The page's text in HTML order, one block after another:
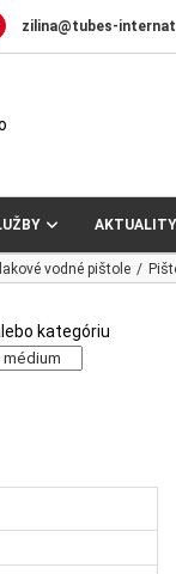
zilina@tubes-
AKTUALITY
vodné pištole
kategóriu